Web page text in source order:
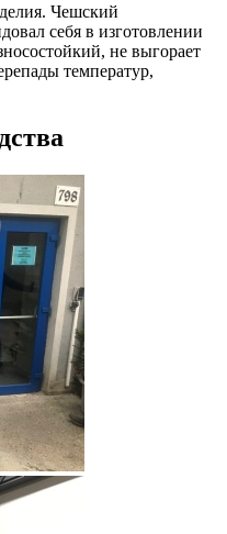
Чешский
себя в изготовлении
не выгорает
температур,